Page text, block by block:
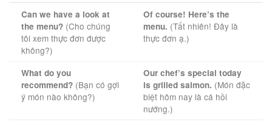
Can we have a look at
the menu? (Cho chúng
tôi xem thực đơn được
không?)
Of course! Here’s the
menu. (Tất nhiên! Đây là
thực đơn ạ.)
What do you
recommend? (Bạn có gợi
ý món nào không?)
Our chef’s special today
is grilled salmon. (Món đặc
biệt hôm nay là cá hồi
nướng.)